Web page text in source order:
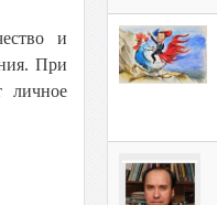
и
При
личное